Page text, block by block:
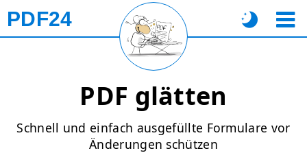
PDF24
PDF glätten
Schnell und einfach ausgefüllte Formulare vor
Änderungen schützen